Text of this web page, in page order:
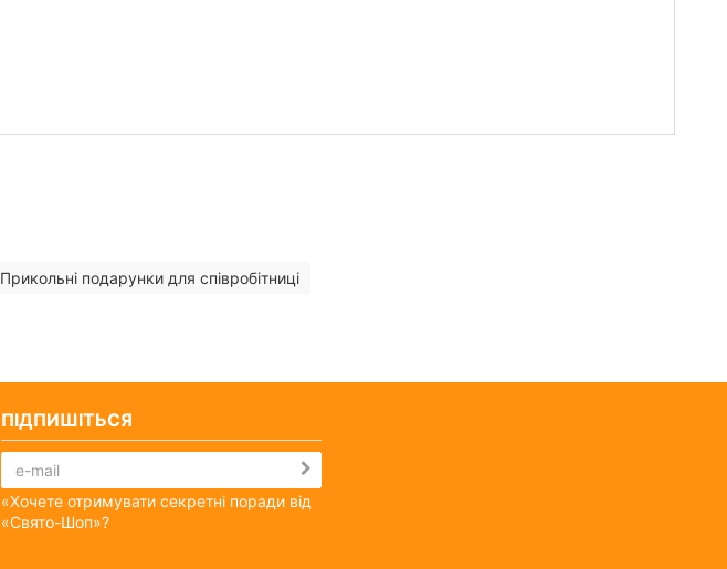
Прикольні подарунки для співробітниці
ПІДПИШІТЬСЯ
«Хочете отримувати секретні поради від
«Свято-Шоп»?